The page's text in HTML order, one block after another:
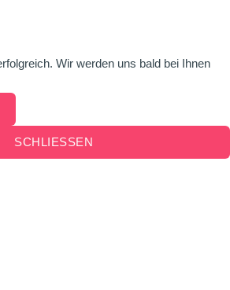
Wir werden uns bald bei Ihnen
SCHLIESSEN